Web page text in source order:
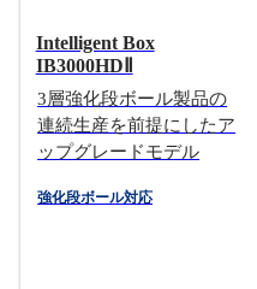
Intelligent Box
IB3000HDⅡ
3層強化段ボール製品の
連続生産を前提にしたア
ップグレードモデル
強化段ボール対応